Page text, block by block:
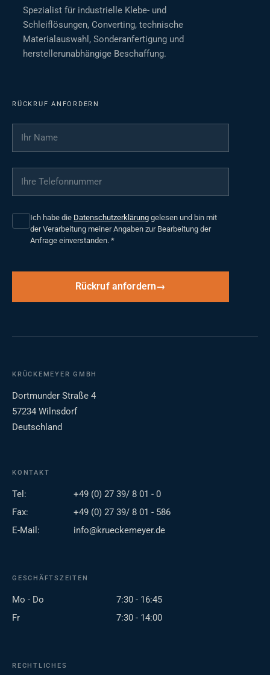
Spezialist für industrielle Klebe- und
Schleiflösungen, Converting, technische
Materialauswahl, Sonderanfertigung und
herstellerunabhängige Beschaffung.
RÜCKRUF ANFORDERN
Ihr Name
Ihre Telefonnummer
Ich habe die Datenschutzerklärung gelesen und bin mit
der Verarbeitung meiner Angaben zur Bearbeitung der
Anfrage einverstanden. *
Rückruf anfordern
KRÜCKEMEYER GMBH
Dortmunder Straße 4
57234 Wilnsdorf
Deutschland
KONTAKT
Tel:
+49 (0) 27 39/ 8 01 - 0
Fax:
+49 (0) 27 39/ 8 01 - 586
E-Mail:
info@krueckemeyer.de
GESCHÄFTSZEITEN
Mo - Do
7:30 - 16:45
Fr
7:30 - 14:00
RECHTLICHES